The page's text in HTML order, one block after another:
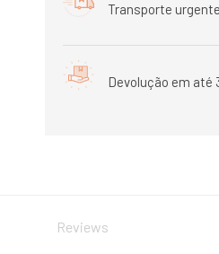
Transporte
Devolução em até
Reviews